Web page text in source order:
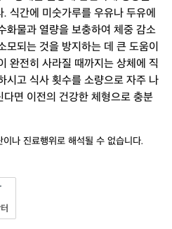
식간에 미숫가루를 우유나 두유에
화물과 열량을 보충하여 체중 감소
되는 것을 방지하는 데 큰 도움이
완전히 사라질 때까지는 상체에 직
시고 식사 횟수를 소량으로 자주 나
면 이전의 건강한 체형으로 충분
나 진료행위로 해석될 수 없습니다.